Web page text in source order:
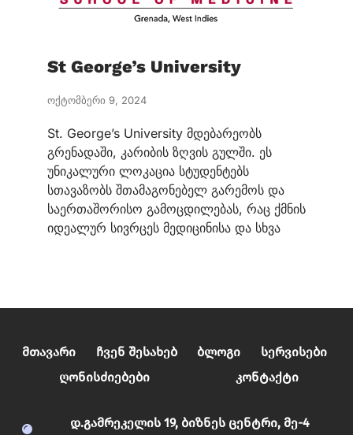
St George’s University
ოქტომბერი 9, 2024
St. George’s University მდებარეობს
გრენადაში, კარიბის ზღვის გულში. ეს
უნიკალური ლოკაცია სტუდენტებს
სთავაზობს შთამაგონებელ გარემოს და
საერთაშორისო გამოცდილებას, რაც ქმნის
იდეალურ სივრცეს მედიცინისა და სხვა
Მთავარი Ჩვენ Შესახებ Ბლოგი
Სერვისები
Ღონისძიებები
Კონტაქტი
დ.გამრეკელის 19, ბიზნეს ცენტრი, მე-4
გამოიწერე სიახლეები საზღვარგარეთ
სწავლაზე
Email *